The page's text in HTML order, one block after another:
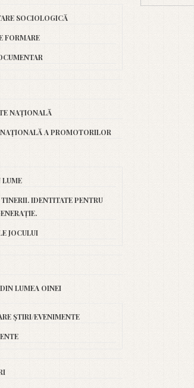
SOCIOLOGICĂ
FORMARE
NAȚIONALĂ
A PROMOTORILOR
LUME
IDENTITATE PENTRU
JOCULUI
LUMEA OINEI
ȘTIRI/EVENIMENTE